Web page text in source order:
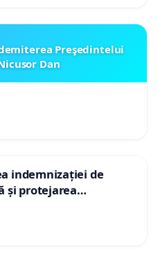
Preşedintelui
Dan
indemnizației de
și protejarea
asistenții